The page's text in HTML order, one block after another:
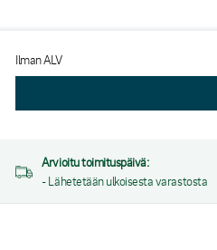
Ilman ALV
Arvioitu toimituspäivä:
- Lähetetään ulkoisesta varastosta